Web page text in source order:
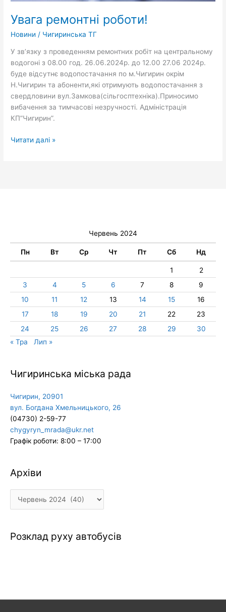
Увага ремонтні роботи!
Новини / Чигиринська ТГ
У зв’язку з проведенням ремонтних робіт на центральному
водогоні з 08.00 год. 26.06.2024р. до 12.00 27.06 2024р.
буде відсутнє водопостачання по м.Чигирин окрім
Н.Чигирин та абоненти,які отримують водопостачання з
свердловини вул.Замкова(сільгосптехніка).Приносимо
вибачення за тимчасові незручності. Адміністрація
КП”Чигирин”.
Читати далі »
Червень 2024
Пн Вт Ср Чт Пт Сб Нд
1
2
3
4 5 6 7 8
9
10
11 12 13 14 15
16
17
18 19 20 21 22
23
24
25 26 27 28 29
30
« Тра
Лип »
Чигиринська міська рада
Чигирин, 20901
вул. Богдана Хмельницького, 26
(04730) 2-59-77
chygyryn_mrada@ukr.net
Графік роботи: 8:00 – 17:00
Архіви
Архіви
Розклад руху автобусів